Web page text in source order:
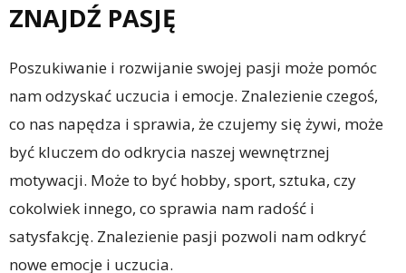
ZNAJDŹ PASJĘ
Poszukiwanie i rozwijanie swojej pasji może pomóc
nam odzyskać uczucia i emocje. Znalezienie czegoś,
co nas napędza i sprawia, że czujemy się żywi, może
być kluczem do odkrycia naszej wewnętrznej
motywacji. Może to być hobby, sport, sztuka, czy
cokolwiek innego, co sprawia nam radość i
satysfakcję. Znalezienie pasji pozwoli nam odkryć
nowe emocje i uczucia.